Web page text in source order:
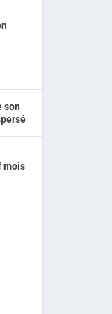
son
mois